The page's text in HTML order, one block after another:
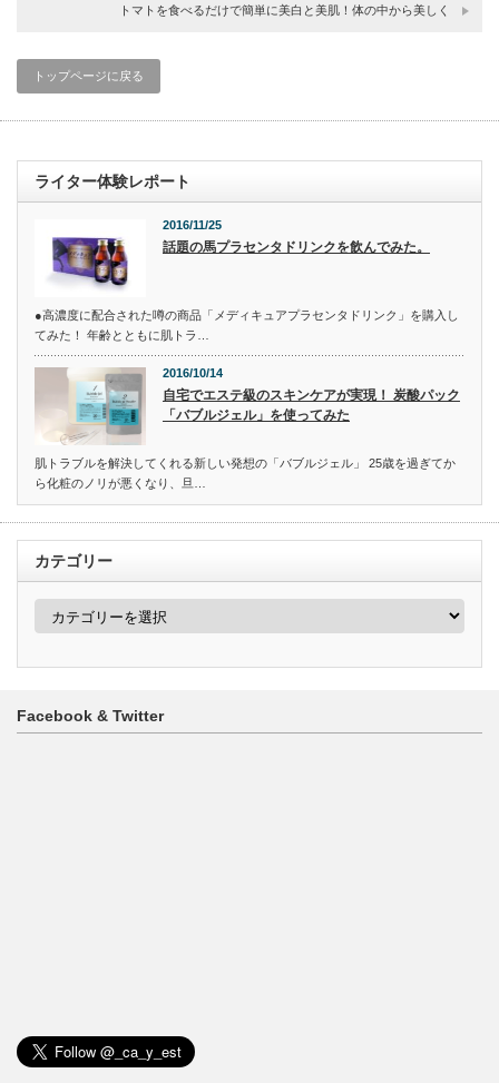
トマトを食べるだけで簡単に美白と美肌！体の中から美しく
トップページに戻る
ライター体験レポート
2016/11/25
話題の馬プラセンタドリンクを飲んでみた。
●高濃度に配合された噂の商品「メディキュアプラセンタドリンク」を購入し
てみた！ 年齢とともに肌トラ…
2016/10/14
自宅でエステ級のスキンケアが実現！ 炭酸パック
「バブルジェル」を使ってみた
肌トラブルを解決してくれる新しい発想の「バブルジェル」 25歳を過ぎてか
ら化粧のノリが悪くなり、旦…
カテゴリー
カ
ー
Facebook & Twitter